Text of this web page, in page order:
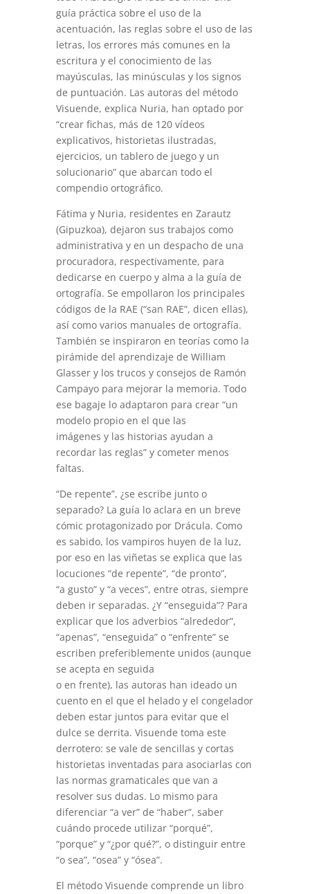
guía práctica sobre el uso de la
acentuación, las reglas sobre el uso de las
letras, los errores más comunes en la
escritura y el conocimiento de las
mayúsculas, las minúsculas y los signos
de puntuación. Las autoras del método
Visuende, explica Nuria, han optado por
“crear fichas, más de 120 vídeos
explicativos, historietas ilustradas,
ejercicios, un tablero de juego y un
solucionario” que abarcan todo el
compendio ortográfico.
Fátima y Nuria, residentes en Zarautz
(Gipuzkoa), dejaron sus trabajos como
administrativa y en un despacho de una
procuradora, respectivamente, para
dedicarse en cuerpo y alma a la guía de
ortografía. Se empollaron los principales
códigos de la RAE (“san RAE”, dicen ellas),
así como varios manuales de ortografía.
También se inspiraron en teorías como la
pirámide del aprendizaje de William
Glasser y los trucos y consejos de Ramón
Campayo para mejorar la memoria. Todo
ese bagaje lo adaptaron para crear “un
modelo propio en el que las
imágenes y las historias ayudan a
recordar las reglas” y cometer menos
faltas.
“De repente”, ¿se escribe junto o
separado? La guía lo aclara en un breve
cómic protagonizado por Drácula. Como
es sabido, los vampiros huyen de la luz,
por eso en las viñetas se explica que las
locuciones “de repente”, “de pronto”,
“a gusto” y “a veces”, entre otras, siempre
deben ir separadas. ¿Y “enseguida”? Para
explicar que los adverbios “alrededor”,
“apenas”, “enseguida” o “enfrente” se
escriben preferiblemente unidos (aunque
se acepta en seguida
o en frente), las autoras han ideado un
cuento en el que el helado y el congelador
deben estar juntos para evitar que el
dulce se derrita. Visuende toma este
derrotero: se vale de sencillas y cortas
historietas inventadas para asociarlas con
las normas gramaticales que van a
resolver sus dudas. Lo mismo para
diferenciar “a ver” de “haber”, saber
cuándo procede utilizar “porqué”,
“porque” y “¿por qué?”, o distinguir entre
“o sea”, “osea” y “ósea”.
El método Visuende comprende un libro